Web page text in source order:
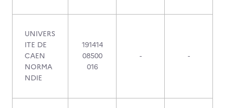
UNIVERS
ITE DE
CAEN
NORMA
NDIE
191414
08500
016
- -